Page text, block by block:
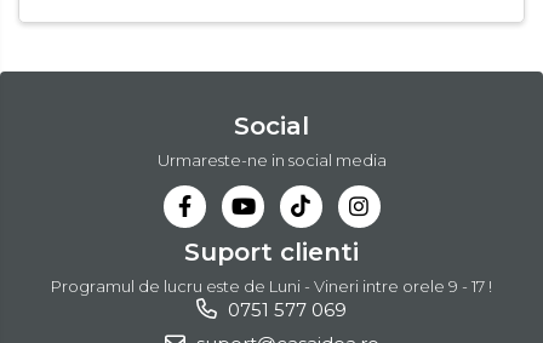
Social
Urmareste-ne in social media
Suport clienti
Programul de lucru este de Luni - Vineri intre orele 9 - 17 !
0751 577 069